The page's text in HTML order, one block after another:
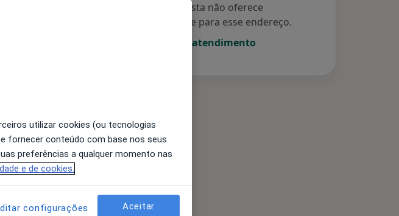
Esse especialista não oferece
agendamento online para esse endereço.
Solicite um atendimento
utilizar cookies (ou tecnologias
fornecer conteúdo com base nos seus
preferências a qualquer momento nas
e de cookies.
configurações Aceitar